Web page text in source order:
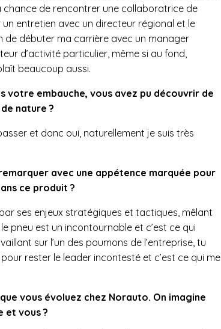
chance de rencontrer une collaboratrice de
un entretien avec un directeur régional et le
de débuter ma carrière avec un manager
d’activité particulier, même si au fond,
beaucoup aussi.
votre embauche, vous avez pu découvrir de
nature ?
et donc oui, naturellement je suis très
avec une appétence marquée pour
ce produit ?
ses enjeux stratégiques et tactiques, mêlant
pneu est un incontournable et c’est ce qui
sur l’un des poumons de l’entreprise, tu
rester le leader incontesté et c’est ce qui me
vous évoluez chez Norauto. On imagine
et vous ?